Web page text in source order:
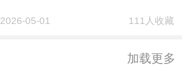
2026-05-01 111人收藏
加载更多